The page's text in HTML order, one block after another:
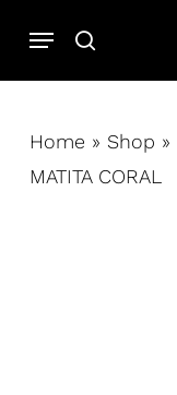
contenuto
cerca
Menu
Home » Shop »
MATITA CORAL